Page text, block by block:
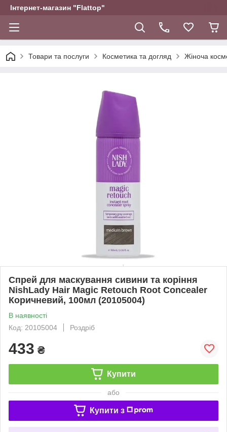
Інтернет-магазин "Flattop"
Товари та послуги Косметика та догляд Жіноча
Спрей для маскування сивини та коріння
NishLady Hair Magic Retouch Root Concealer
Коричневий, 100мл (20105004)
В наявності
Код: 20105004
Роздріб
433 ₴
Купити
або
Купити з